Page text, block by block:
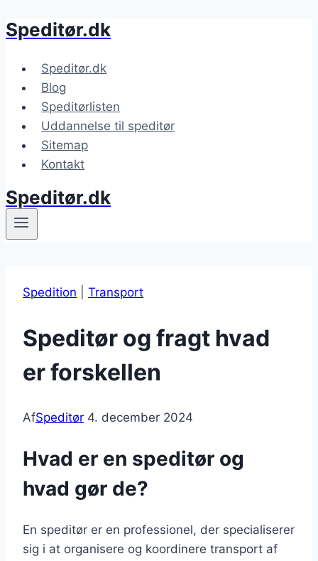
Fortsæt
indhold
Speditør.dk
Speditør.dk
Blog
Speditørlisten
Uddannelse til speditør
Sitemap
Kontakt
Speditør.dk
Spedition Transport
Speditør og fragt hvad
er forskellen
AfSpeditør 4. december 2024
Hvad er en speditør og
hvad gør de?
En speditør er en professionel, der specialiserer
sig i at organisere og koordinere transport af